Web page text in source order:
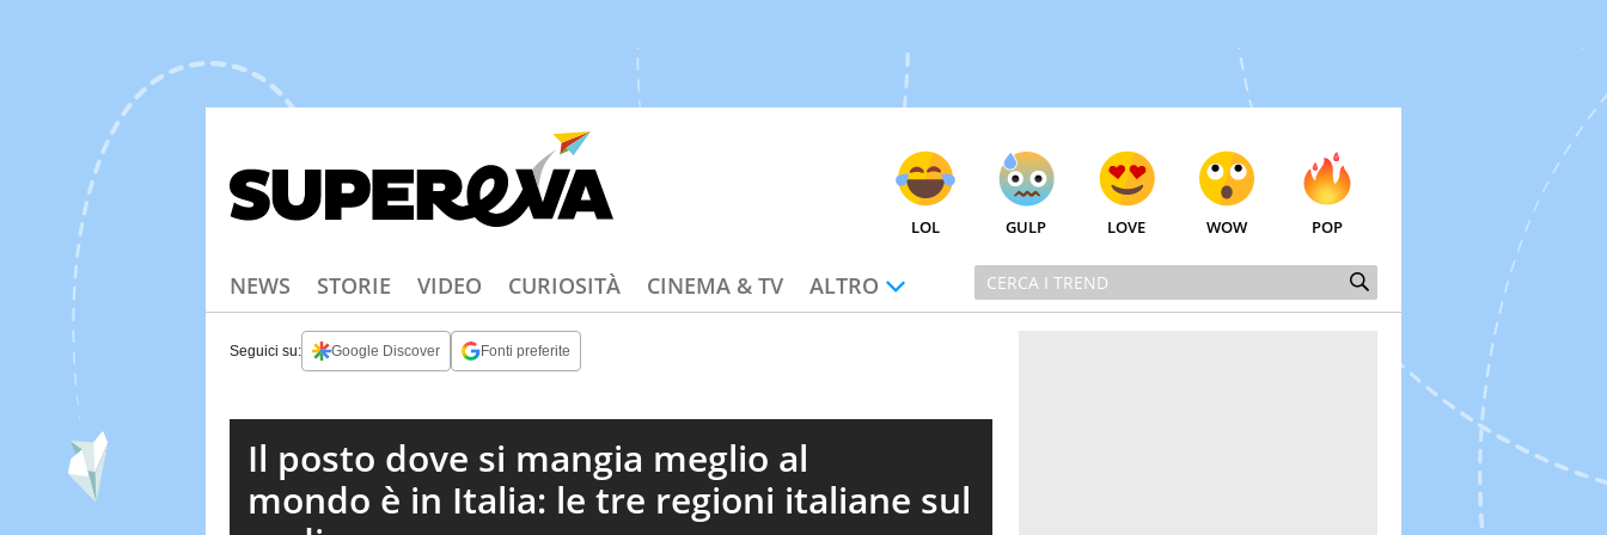
LOL GULP LOVE WOW POP
NEWS STORIE VIDEO CURIOSITÀ CINEMA & TV ALTRO
Seguici su: Google Discover Fonti preferite
Il posto dove si mangia meglio al
mondo è in Italia: le tre regioni italiane sul